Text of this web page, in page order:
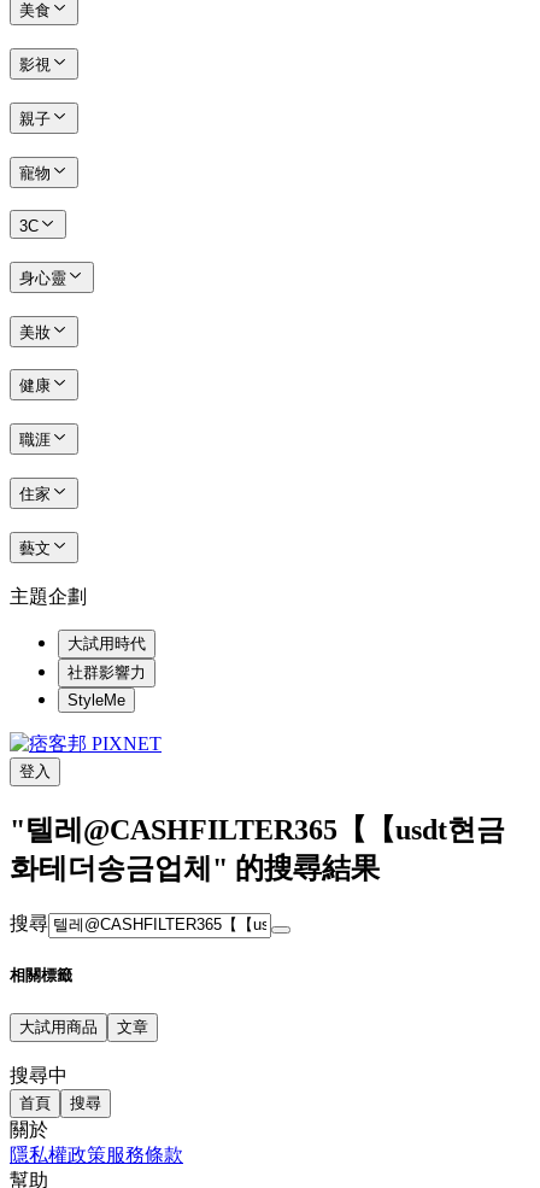
美食
影視
親子
寵物
3C
身心靈
美妝
健康
職涯
住家
藝文
主題企劃
大試用時代
社群影響力
StyleMe
登入
"텔레@CASHFILTER365【【usdt현금
화테더송금업체" 的搜尋結果
搜尋
相關標籤
大試用商品 文章
搜尋中
首頁 搜尋
關於
隱私權政策服務條款
幫助